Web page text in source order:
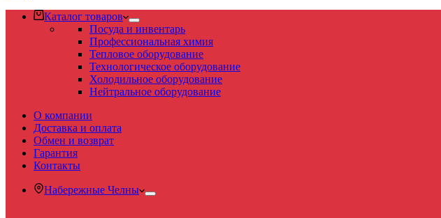
Каталог товаров
Посуда и инвентарь
Профессиональная химия
Тепловое оборудование
Технологическое оборудование
Холодильное оборудование
Нейтральное оборудование
О компании
Доставка и оплата
Обмен и возврат
Гарантия
Контакты
Набережные Челны